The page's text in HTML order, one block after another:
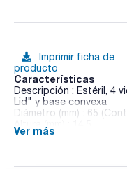
Imprimir ficha de
producto
Características
Descripción : Estéril, 4
Lid" y base convexa
Diámetro (mm) : 65
Cantidad/Bolsa : Bolsas
Ver más